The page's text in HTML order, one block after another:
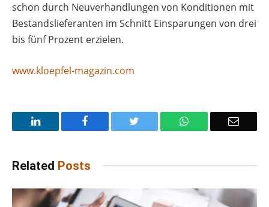
schon durch Neuverhandlungen von Konditionen mit
Bestandslieferanten im Schnitt Einsparungen von drei
bis fünf Prozent erzielen.
www.kloepfel-magazin.com
LinkedIn Facebook WhatsApp Email
Related Posts